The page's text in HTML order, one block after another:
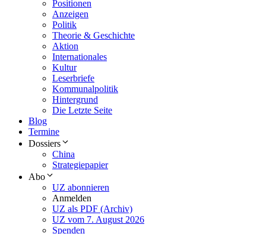
Positionen
Anzeigen
Politik
Theorie & Geschichte
Aktion
Internationales
Kultur
Leserbriefe
Kommunalpolitik
Hintergrund
Die Letzte Seite
Blog
Termine
Dossiers
China
Strategiepapier
Abo
UZ abonnieren
Anmelden
UZ als PDF (Archiv)
UZ vom 7. August 2026
Spenden